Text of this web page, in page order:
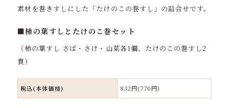
素材を巻きすしにした「たけのこの巻すし」の詰合せです。
■柿の葉すしとたけのこ巻セット
（柿の葉すし さば・さけ・山菜各1個、たけのこの巻すし2
貫）
税込(本体価格) 832円(770円)